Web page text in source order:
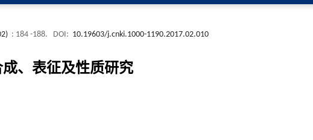
: 184 -188. DOI: 10.19603/j.cnki.1000-1190.2017.02.010
、表征及性质研究